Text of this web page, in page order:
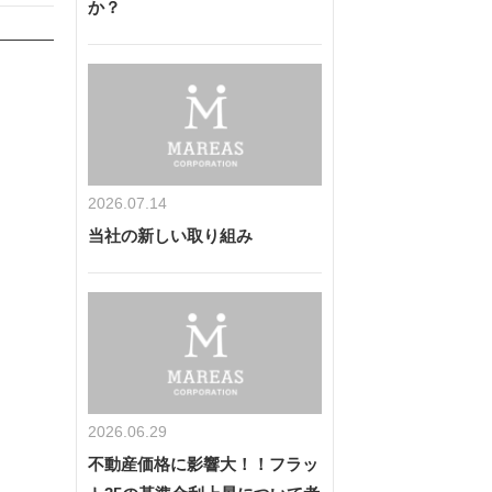
か？
2026.07.14
当社の新しい取り組み
2026.06.29
不動産価格に影響大！！フラッ